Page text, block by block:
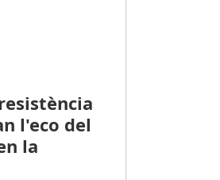
l'eco del
la